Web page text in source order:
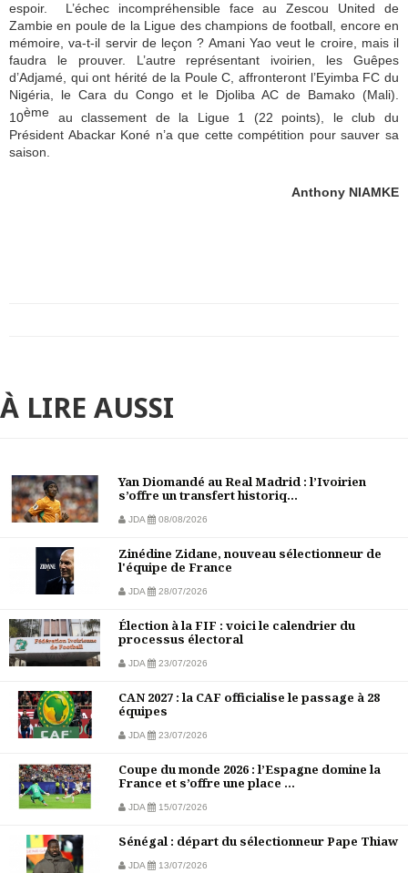
espoir. L’échec incompréhensible face au Zescou United de
Zambie en poule de la Ligue des champions de football, encore en
mémoire, va-t-il servir de leçon ? Amani Yao veut le croire, mais il
faudra le prouver. L’autre représentant ivoirien, les Guêpes
d’Adjamé, qui ont hérité de la Poule C, affronteront l’Eyimba FC du
Nigéria, le Cara du Congo et le Djoliba AC de Bamako (Mali).
10ème au classement de la Ligue 1 (22 points), le club du
Président Abackar Koné n’a que cette compétition pour sauver sa
saison.
Anthony NIAMKE
À LIRE AUSSI
Yan Diomandé au Real Madrid : l’Ivoirien
s’offre un transfert historiq...
JDA 08/08/2026
Zinédine Zidane, nouveau sélectionneur de
l'équipe de France
JDA 28/07/2026
Élection à la FIF : voici le calendrier du
processus électoral
JDA 23/07/2026
CAN 2027 : la CAF officialise le passage à 28
équipes
JDA 23/07/2026
Coupe du monde 2026 : l’Espagne domine la
France et s’offre une place ...
JDA 15/07/2026
Sénégal : départ du sélectionneur Pape Thiaw
JDA 13/07/2026